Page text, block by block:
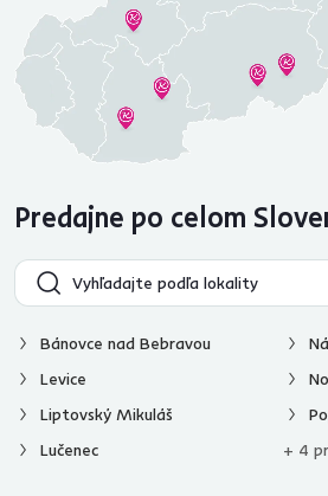
Predajne po celom
Bánovce nad Bebravou
Levice
Liptovský Mikuláš
Lučenec
+ 4